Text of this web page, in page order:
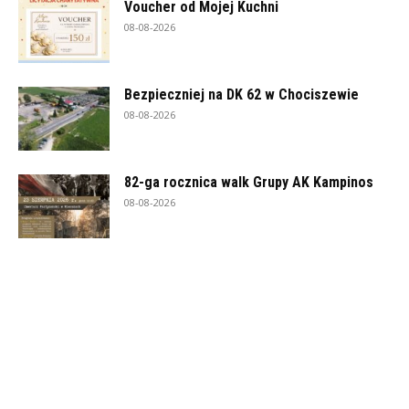
Voucher od Mojej Kuchni
08-08-2026
Bezpieczniej na DK 62 w Chociszewie
08-08-2026
82-ga rocznica walk Grupy AK Kampinos
08-08-2026